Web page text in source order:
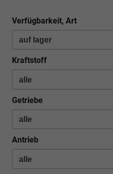
Verfügbarkeit, Art
Kraftstoff
Getriebe
Antrieb